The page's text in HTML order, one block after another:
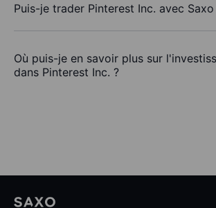
Puis-je trader Pinterest Inc. avec Saxo
Où puis-je en savoir plus sur
dans Pinterest Inc. ?